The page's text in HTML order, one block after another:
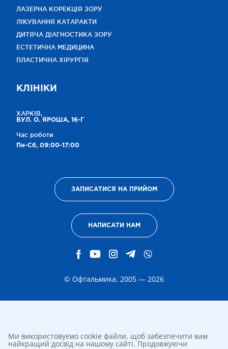
ЛАЗЕРНА КОРЕКЦІЯ ЗОРУ
ЛІКУВАННЯ КАТАРАКТИ
ДИТЯЧА ДІАГНОСТИКА ЗОРУ
ЕСТЕТИЧНА МЕДИЦИНА
ПЛАСТИЧНА ХІРУРГІЯ
КЛІНІКИ
ХАРКІВ,
ВУЛ. О. ЯРОША, 16-Г
Час роботи
Пн-Сб, 09:00-17:00
ЗАПИСАТИСЯ НА ПРИЙОМ
НАПИСАТИ НАМ
© Офтальмика, 2005 — 2026
Ми використовуємо cookie файли, щоб забезпечити вам
найкращий досвід на нашому сайті. Продовжуючи